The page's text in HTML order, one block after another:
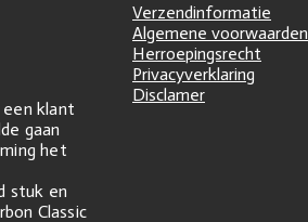
een klant
gaan
het
stuk en
Classic
Verzendinformatie
Algemene voorwaarden
Herroepingsrecht
Privacyverklaring
Disclamer